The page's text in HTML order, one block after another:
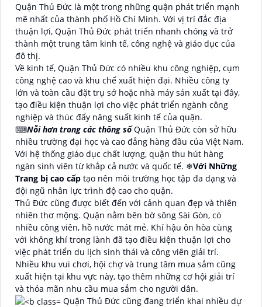
Quận Thủ Đức là một trong những quận phát triển mạnh
mẽ nhất của thành phố Hồ Chí Minh. Với vị trí đắc địa
thuận lợi, Quận Thủ Đức phát triển nhanh chóng và trở
thành một trung tâm kinh tế, công nghệ và giáo dục của
đô thị.
Về kinh tế, Quận Thủ Đức có nhiều khu công nghiệp, cụm
công nghệ cao và khu chế xuất hiện đại. Nhiều công ty
lớn và toàn cầu đặt trụ sở hoặc nhà máy sản xuất tại đây,
tạo điều kiện thuận lợi cho việc phát triển ngành công
nghiệp và thúc đẩy năng suất kinh tế của quận.
⌨Nỗi hơn trong các thông sốQuận Thủ Đức còn sở hữu
nhiều trường đại học và cao đẳng hàng đầu của Việt Nam.
Với hệ thống giáo dục chất lượng, quận thu hút hàng
ngàn sinh viên từ khắp cả nước và quốc tế. ❄Với Những
Trang bị cao cấp tạo nên môi trường học tập đa dạng và
đội ngũ nhân lực trình độ cao cho quận.
Thủ Đức cũng được biết đến với cảnh quan đẹp và thiên
nhiên thơ mộng. Quận nằm bên bờ sông Sài Gòn, có
nhiều công viên, hồ nước mát mẻ. Khí hậu ôn hòa cùng
với không khí trong lành đã tạo điều kiện thuận lợi cho
việc phát triển du lịch sinh thái và công viên giải trí.
Nhiều khu vui chơi, hội chợ và trung tâm mua sắm cũng
xuất hiện tại khu vực này, tạo thêm những cơ hội giải trí
và thỏa mãn nhu cầu mua sắm cho người dân.
Quận Thủ Đức cũng đang triển khai nhiều dự